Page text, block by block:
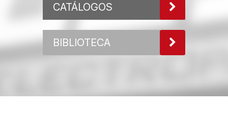
CATÁLOGOS
BIBLIOTECA